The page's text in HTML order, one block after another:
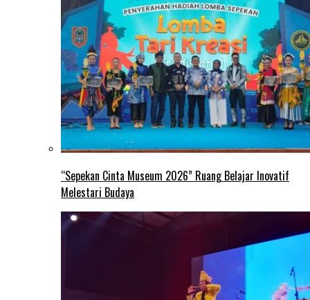
“Sepekan Cinta Museum 2026” Ruang Belajar Inovatif
Melestari Budaya